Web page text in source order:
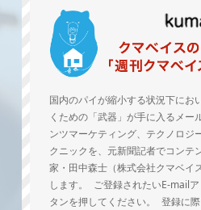
国内のパイが縮小する状況下にお
くための「武器」が手に入るメ
ンツマーケティング、テクノロジ
クニックを、元新聞記者でコンテ
家・田中森士（株式会社クマベイ
します。 ご登録されたいE-mail
タンを押してください。 登録に